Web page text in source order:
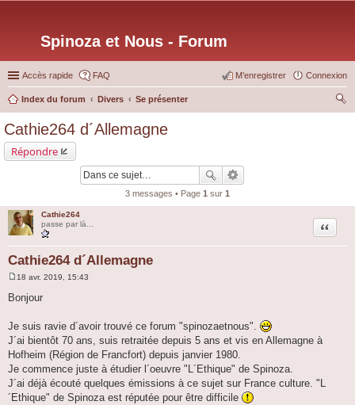
Spinoza et Nous - Forum
Accès rapide FAQ Connexion
M’enregistrer
Index du forum Divers
Se présenter
Cathie264 d´Allemagne
Répondre
3 messages • Page 1 sur 1
Cathie264
passe par là...
Cathie264 d´Allemagne
Citation
s
g
e
18 avr. 2019, 15:43
Bonjour
Je suis ravie d´avoir trouvé ce forum "spinozaetnous".
J´ai bientôt 70 ans, suis retraitée depuis 5 ans et vis en Allemagne à
Hofheim (Région de Francfort) depuis janvier 1980.
Je commence juste à étudier l´oeuvre "L´Ethique" de Spinoza.
J´ai déjà écouté quelques émissions à ce sujet sur France culture. "L
´Ethique" de Spinoza est réputée pour être difficile